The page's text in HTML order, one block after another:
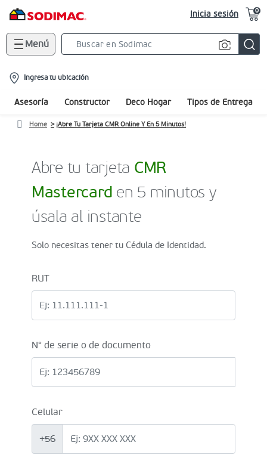
Inicia sesión 0
Menú
location-
icon
Ingresa tu ubicación
Asesoría Constructor Deco Hogar Tipos de Entrega
Home ¡Abre Tu Tarjeta CMR Online Y En 5 Minutos!
Abre tu tarjeta CMR
Mastercard en 5 minutos y
úsala al instante
Solo necesitas tener tu Cédula de Identidad.
RUT
N° de serie o de documento
Celular
+56